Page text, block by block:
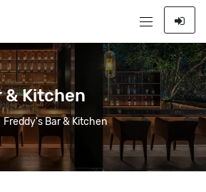
& Kitchen
Freddy's Bar & Kitchen